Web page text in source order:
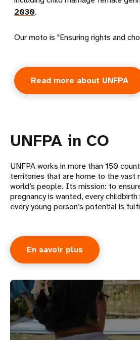
2030.
Our moto is "Ensuring rights and
Read more about UNFPA
UNFPA in CO
UNFPA works in more than 150
territories that are home to the vast
world’s people. Its mission: to
pregnancy is wanted, every
every young person’s potential is
En savoir plus